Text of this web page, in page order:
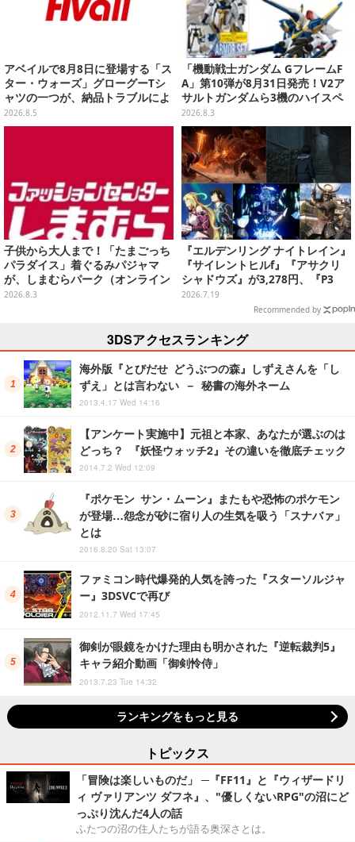
アベイルで8月8日に登場する「ス
ター・ウォーズ」グローグーTシ
ャツの一つが、納品トラブルによ
り販売日変更へ
2026.8.5
「機動戦士ガンダム GフレームF
A」第10弾が8月31日発売！V2ア
サルトガンダムら3機のハイスペ
ック可動フィギュア
2026.8.3
子供から大人まで！「たまごっち
パラダイス」着ぐるみパジャマ
が、しまむらパーク（オンライン
ストア）にて受注生産
2026.8.3
『エルデンリング ナイトレイン』
『サイレントヒルf』『アサクリ
シャドウズ』が3,278円、『P3
R』『TOXリマスター』は2,728円
に！─ゲオ店舗セールを実地調査
2026.7.19
Recommended by
3DSアクセスランキング
海外版『とびだせ どうぶつの森』しずえさんを「し
ずえ」とは言わない － 秘書の海外ネーム
2013.4.17 Wed 14:16
【アンケート実施中】元祖と本家、あなたが選ぶのは
どっち？ 『妖怪ウォッチ2』その違いを徹底チェック
2014.7.2 Wed 12:09
『ポケモン サン・ムーン』またもや恐怖のポケモン
が登場…怨念が砂に宿り人の生気を吸う「スナバァ」
とは
2016.8.20 Sat 13:07
ファミコン時代爆発的人気を誇った『スターソルジャ
ー』3DSVCで再び
2012.11.7 Wed 17:45
御剣が眼鏡をかけた理由も明かされた『逆転裁判5』
キャラ紹介動画「御剣怜侍」
2013.7.23 Tue 14:32
ランキングをもっと見る
トピックス
「冒険は楽しいものだ」 ─『FF11』と『ウィザードリ
ィ ヴァリアンツ ダフネ』、"優しくないRPG"の沼にど
っぷり沈んだ4人の話
ふたつの沼の住人たちが語る奥深さとは。